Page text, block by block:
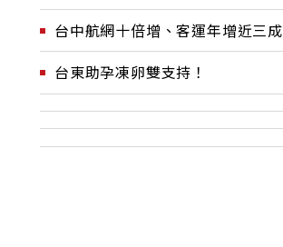
台中航網十倍增、客運年增近三成
台東助孕凍卵雙支持！